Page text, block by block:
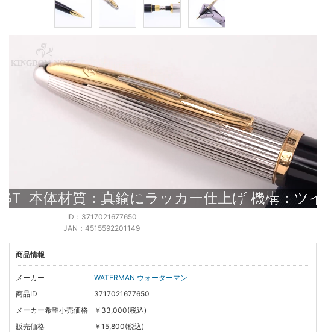
ID：3717021677650
JAN：4515592201149
商品情報
メーカー
WATERMAN ウォーターマン
商品ID
3717021677650
メーカー希望小売価格
￥33,000(税込)
販売価格
￥15,800(税込)